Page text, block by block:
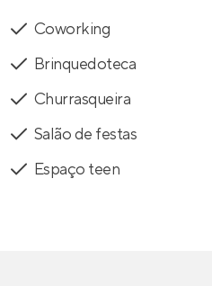
Coworking
Brinquedoteca
Churrasqueira
Salão de festas
Espaço teen